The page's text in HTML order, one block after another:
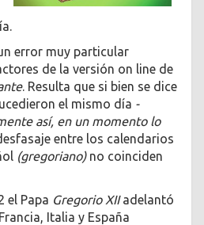
error muy particular
de la versión on line de
. Resulta que si bien se dice
el mismo día -
así, en un momento lo
entre los calendarios
(gregoriano)no coinciden
el Papa Gregorio XIIadelantó
Italia y España